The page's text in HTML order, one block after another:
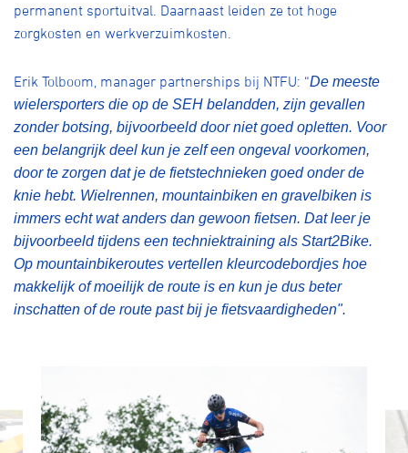
permanent sportuitval. Daarnaast leiden ze tot hoge
zorgkosten en werkverzuimkosten.
Erik Tolboom, manager partnerships bij NTFU: “De meeste
wielersporters die op de SEH belandden, zijn gevallen
zonder botsing, bijvoorbeeld door niet goed opletten. Voor
een belangrijk deel kun je zelf een ongeval voorkomen,
door te zorgen dat je de fietstechnieken goed onder de
knie hebt. Wielrennen, mountainbiken en gravelbiken is
immers echt wat anders dan gewoon fietsen. Dat leer je
bijvoorbeeld tijdens een techniektraining als Start2Bike.
Op mountainbikeroutes vertellen kleurcodebordjes hoe
makkelijk of moeilijk de route is en kun je dus beter
inschatten of de route past bij je fietsvaardigheden".